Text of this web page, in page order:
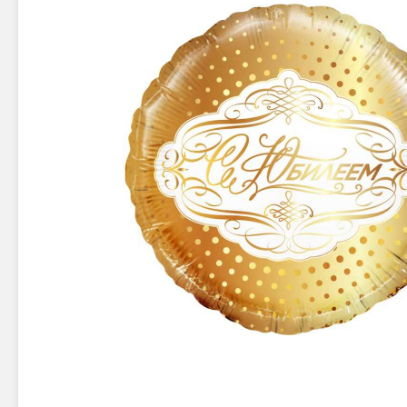
Фейерверки на свадьбу
Фейерверк-шоу
Батареи салютов
Цветной дым
Батареи салютов
Маленькие фейерверки
Средние фейерверки
Петарды
Лимонки,
Корсары
Жуки
Цветной